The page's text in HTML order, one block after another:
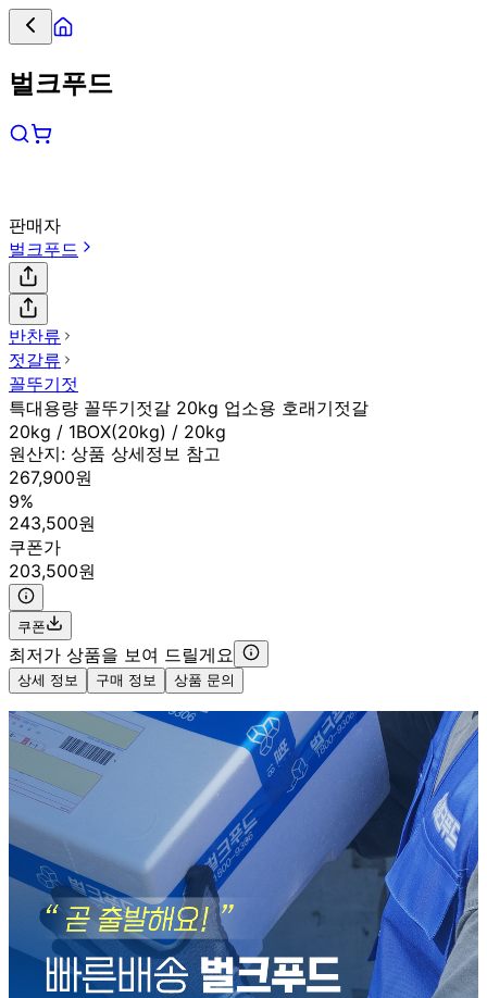
벌크푸드
판매자
벌크푸드
반찬류
젓갈류
꼴뚜기젓
특대용량 꼴뚜기젓갈 20kg 업소용 호래기젓갈
20kg / 1BOX(20kg) / 20kg
원산지: 상품 상세정보 참고
267,900원
9%
243,500원
쿠폰가
203,500원
쿠폰
최저가 상품을 보여 드릴게요
상세 정보 구매 정보 상품 문의